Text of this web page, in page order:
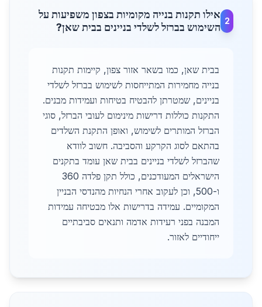
2
אילו תקנות בנייה מקומיות בצפון משפיעות על
השימוש בברזל לשלדי בניינים בבית שאן?
בבית שאן, כמו בשאר אזור צפון, קיימות תקנות
בנייה מחמירות המתייחסות לשימוש בברזל לשלדי
בניינים, שמטרתן להבטיח בטיחות ועמידות מבנים.
התקנות כוללות דרישות מינימום לעובי הברזל, סוגי
הברזל המותרים לשימוש, ואופן התקנת השלדים
בהתאם לסוג הקרקע והסביבה. חשוב לוודא
שהברזל לשלדי בניינים בבית שאן עומד בתקנים
הישראלים המעודכנים, כולל תקן פלדה 360
ו-500, וכן לעקוב אחרי הנחיות מהנדסי הבניין
המקומיים. עמידה בדרישות אלו מבטיחה עמידות
המבנה בפני רעידות אדמה ותנאים סביבתיים
ייחודיים לאזור.